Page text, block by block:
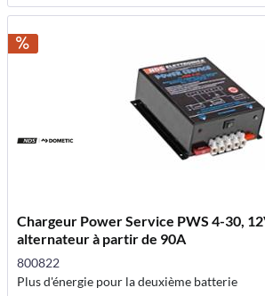
Chargeur Power Service PWS 4-30,
alternateur à partir de 90A
800822
Plus d'énergie pour la deuxième batterie